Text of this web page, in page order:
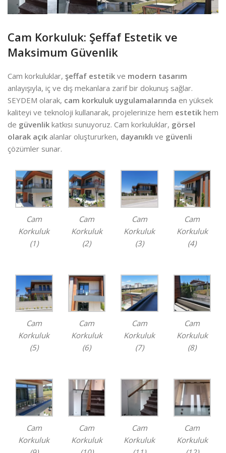
Cam Korkuluk: Şeffaf Estetik ve
Maksimum Güvenlik
Cam korkuluklar, şeffaf estetik ve modern tasarım
anlayışıyla, iç ve dış mekanlara zarif bir dokunuş sağlar.
SEYDEM olarak, cam korkuluk uygulamalarında en yüksek
kaliteyi ve teknoloji kullanarak, projelerinize hem estetik hem
de güvenlik katkısı sunuyoruz. Cam korkuluklar, görsel
olarak açık alanlar oluştururken, dayanıklı ve güvenli
çözümler sunar.
Cam
Korkuluk
(1)
Cam
Korkuluk
(2)
Cam
Korkuluk
(3)
Cam
Korkuluk
(4)
Cam
Korkuluk
(5)
Cam
Korkuluk
(6)
Cam
Korkuluk
(7)
Cam
Korkuluk
(8)
Cam
Korkuluk
Cam
Korkuluk
Cam
Korkuluk
Cam
Korkuluk